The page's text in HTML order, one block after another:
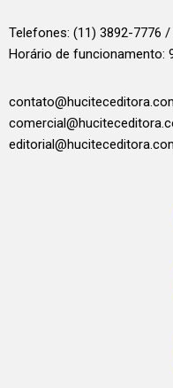
Telefones: (11) 3892-7776
Horário de funcionamento: